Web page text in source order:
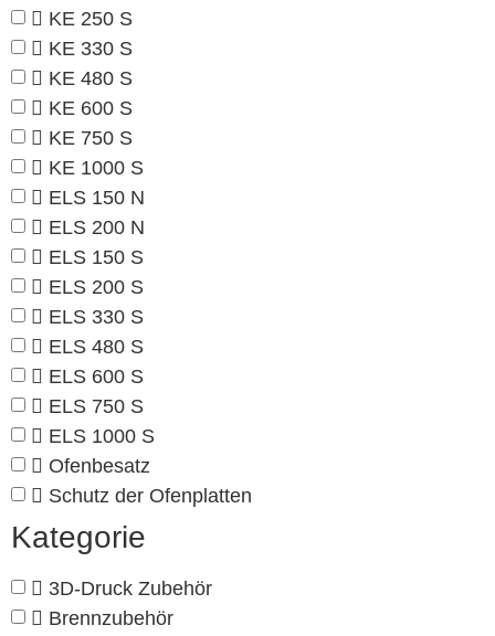
KE 250 S
KE 330 S
KE 480 S
KE 600 S
KE 750 S
KE 1000 S
ELS 150 N
ELS 200 N
ELS 150 S
ELS 200 S
ELS 330 S
ELS 480 S
ELS 600 S
ELS 750 S
ELS 1000 S
Ofenbesatz
Schutz der Ofenplatten
Kategorie
3D-Druck Zubehör
Brennzubehör